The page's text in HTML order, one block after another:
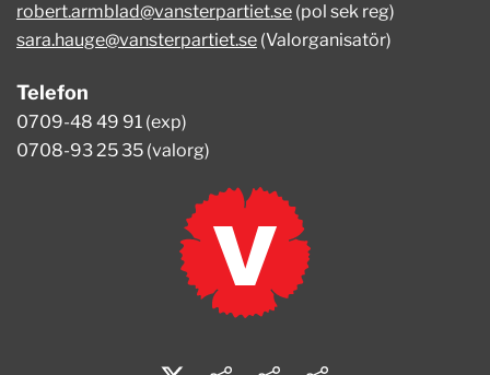
robert.armblad@vansterpartiet.se (pol sek reg)
sara.hauge@vansterpartiet.se (Valorganisatör)
Telefon
0709-48 49 91 (exp)
0708-93 25 35 (valorg)